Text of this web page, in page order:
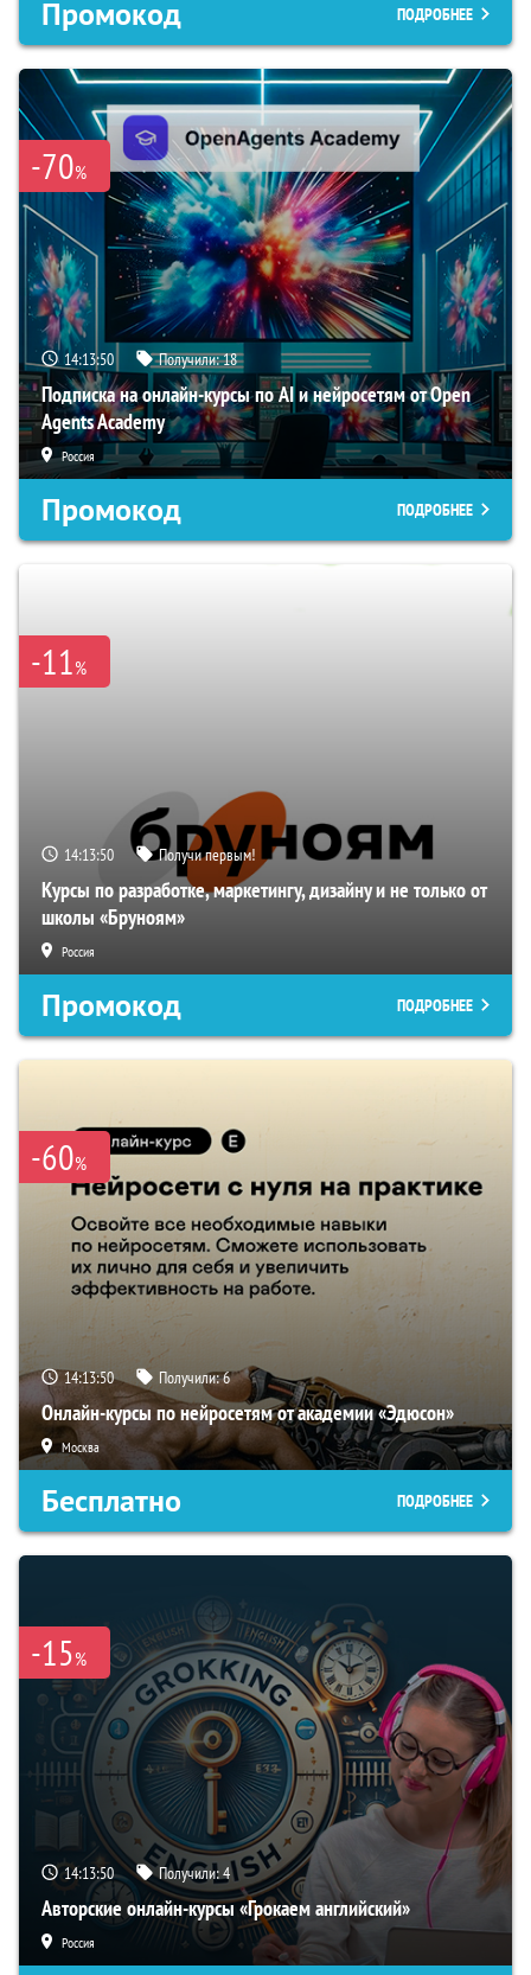
Промокод ПОДРОБНЕЕ
-70%
14:13:49 Получили:18
Подписка на онлайн-курсы по AI и нейросетям от Open
Agents Academy
Россия
Промокод ПОДРОБНЕЕ
-11%
14:13:49 Получи первым!
Курсы по разработке, маркетингу, дизайну и не только от
школы «Бруноям»
Россия
Промокод ПОДРОБНЕЕ
-60%
14:13:49 Получили:6
Онлайн-курсы по нейросетям от академии «Эдюсон»
Москва
Бесплатно ПОДРОБНЕЕ
-15%
14:13:49 Получили:4
Авторские онлайн-курсы «Грокаем английский»
Россия